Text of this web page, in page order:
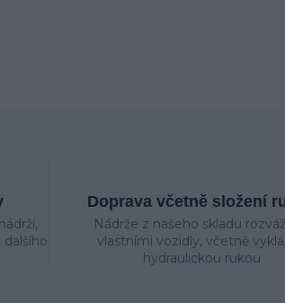
Doprava včetně složení
Nádrže z našeho skladu
vlastními vozidly, včetně
hydraulickou rukou